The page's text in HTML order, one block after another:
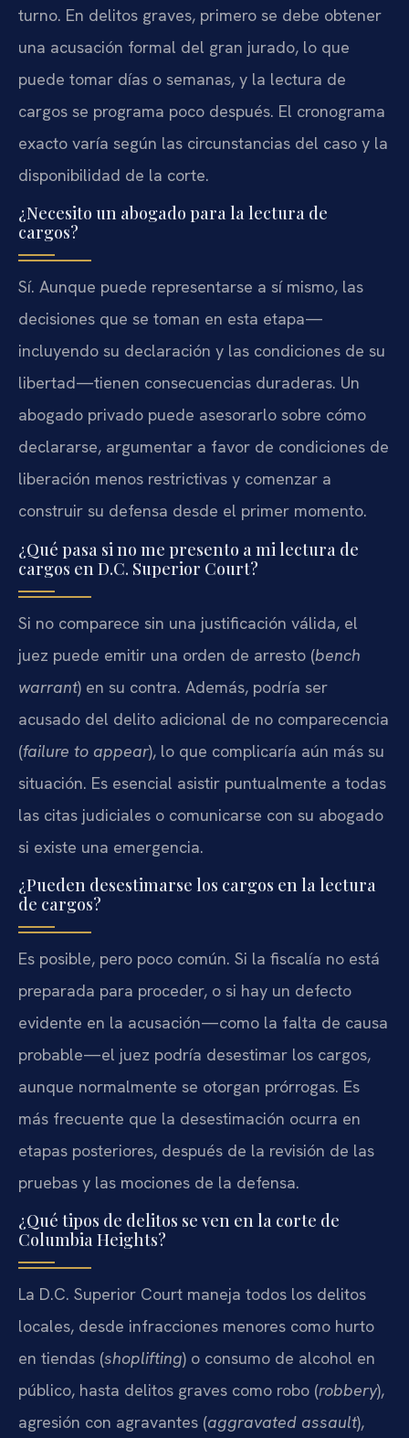
turno. En delitos graves, primero se debe obtener
una acusación formal del gran jurado, lo que
puede tomar días o semanas, y la lectura de
cargos se programa poco después. El cronograma
exacto varía según las circunstancias del caso y la
disponibilidad de la corte.
¿Necesito un abogado para la lectura de
cargos?
Sí. Aunque puede representarse a sí mismo, las
decisiones que se toman en esta etapa—
incluyendo su declaración y las condiciones de su
libertad—tienen consecuencias duraderas. Un
abogado privado puede asesorarlo sobre cómo
declararse, argumentar a favor de condiciones de
liberación menos restrictivas y comenzar a
construir su defensa desde el primer momento.
¿Qué pasa si no me presento a mi lectura de
cargos en D.C. Superior Court?
Si no comparece sin una justificación válida, el
juez puede emitir una orden de arresto (bench
warrant) en su contra. Además, podría ser
acusado del delito adicional de no comparecencia
(failure to appear), lo que complicaría aún más su
situación. Es esencial asistir puntualmente a todas
las citas judiciales o comunicarse con su abogado
si existe una emergencia.
¿Pueden desestimarse los cargos en la lectura
de cargos?
Es posible, pero poco común. Si la fiscalía no está
preparada para proceder, o si hay un defecto
evidente en la acusación—como la falta de causa
probable—el juez podría desestimar los cargos,
aunque normalmente se otorgan prórrogas. Es
más frecuente que la desestimación ocurra en
etapas posteriores, después de la revisión de las
pruebas y las mociones de la defensa.
¿Qué tipos de delitos se ven en la corte de
Columbia Heights?
La D.C. Superior Court maneja todos los delitos
locales, desde infracciones menores como hurto
en tiendas (shoplifting) o consumo de alcohol en
público, hasta delitos graves como robo (robbery),
agresión con agravantes (aggravated assault),